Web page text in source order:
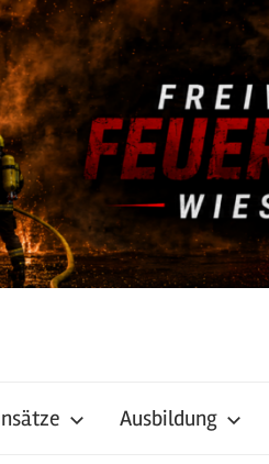
Ausbildung